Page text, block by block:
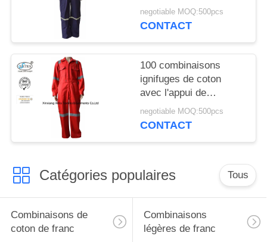
coton avec
l'habillement
negotiable MOQ:500pcs
CONTACT
100 combinaisons
ignifuges de coton
avec l'appui de
gisement de pétrole et
de gaz de réflecteur
negotiable MOQ:500pcs
CONTACT
Catégories populaires Tous
Combinaisons de
coton de franc
Combinaisons
légères de franc